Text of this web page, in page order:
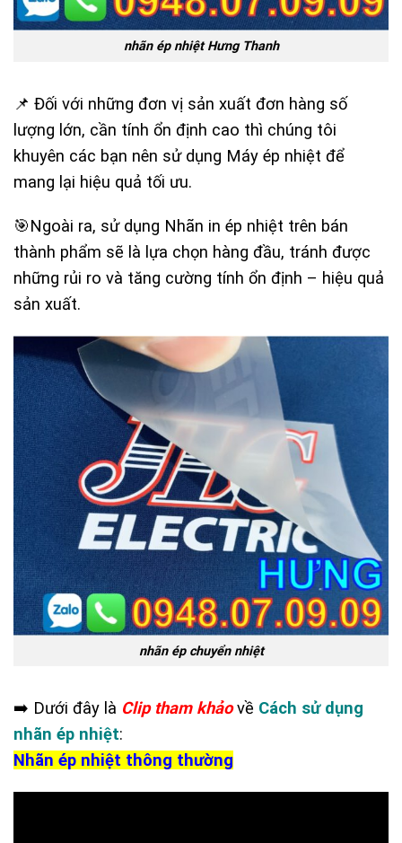
nhãn ép nhiệt Hưng Thanh
📌 Đối với những đơn vị sản xuất đơn hàng số
lượng lớn, cần tính ổn định cao thì chúng tôi
khuyên các bạn nên sử dụng Máy ép nhiệt để
mang lại hiệu quả tối ưu.
🎯Ngoài ra, sử dụng Nhãn in ép nhiệt trên bán
thành phẩm sẽ là lựa chọn hàng đầu, tránh được
những rủi ro và tăng cường tính ổn định – hiệu quả
sản xuất.
nhãn ép chuyển nhiệt
➡️ Dưới đây là Clip tham khảovề Cách sử dụng
nhãn ép nhiệt:
Nhãn ép nhiệt thông thường